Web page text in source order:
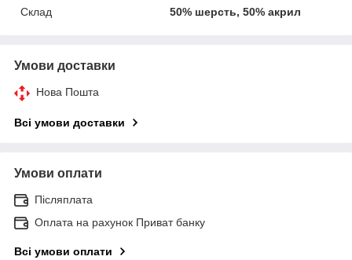
Склад
50% шерсть, 50% акрил
Умови доставки
Нова Пошта
Всі умови доставки
Умови оплати
Післяплата
Оплата на рахунок Приват банку
Всі умови оплати